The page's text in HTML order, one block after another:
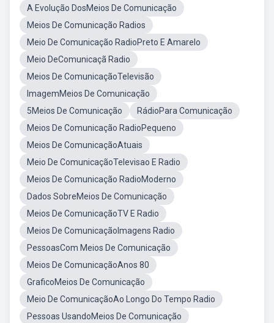
A Evolução DosMeios De Comunicação
Meios De Comunicação Radios
Meio De Comunicação RadioPreto E Amarelo
Meio DeComunicaçã Radio
Meios De ComunicaçãoTelevisão
ImagemMeios De Comunicação
5Meios De Comunicação
RádioPara Comunicação
Meios De Comunicação RadioPequeno
Meios De ComunicaçãoAtuais
Meio De ComunicaçãoTelevisao E Radio
Meios De Comunicação RadioModerno
Dados SobreMeios De Comunicação
Meios De ComunicaçãoTV E Radio
Meios De ComunicaçãoImagens Radio
PessoasCom Meios De Comunicação
Meios De ComunicaçãoAnos 80
GraficoMeios De Comunicação
Meio De ComunicaçãoAo Longo Do Tempo Radio
Pessoas UsandoMeios De Comunicação